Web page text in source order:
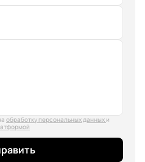
обработку персональных данных и